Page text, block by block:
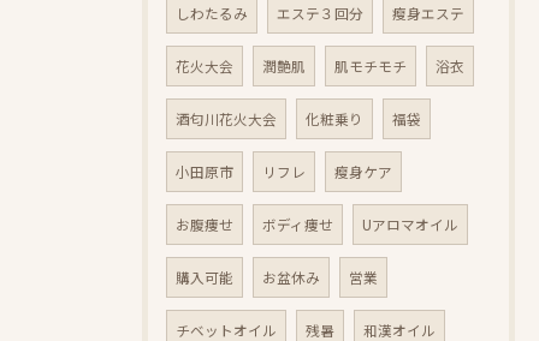
しわたるみ エステ３回分 瘦身エステ
花火大会 潤艶肌 肌モチモチ 浴衣
酒匂川花火大会 化粧乗り 福袋
小田原市 リフレ 瘦身ケア
お腹痩せ ボディ痩せ Uアロマオイル
購入可能 お盆休み 営業
チベットオイル 残暑 和漢オイル